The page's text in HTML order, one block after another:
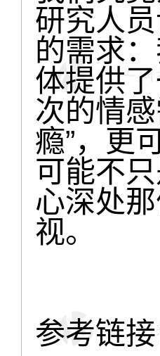
研究人
的需求
体提供
次的情
瘾”，更
可能不
心深处
视。
参考链接